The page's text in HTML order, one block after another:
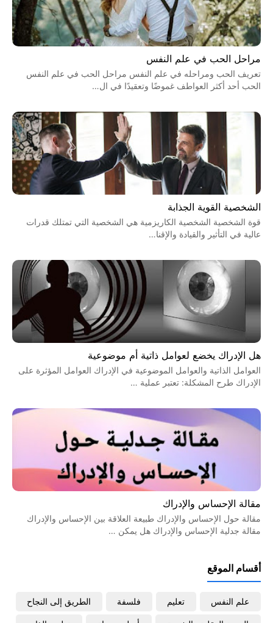
مراحل الحب في علم النفس
تعريف الحب ومراحله في علم النفس مراحل الحب في علم النفس
الحب أحد أكثر العواطف غموضًا وتعقيدًا في ال…
الشخصية القوية الجذابة
قوة الشخصية الشخصية الكاريزمية هي الشخصية التي تمتلك قدرات
عالية في التأثير والقيادة والإقنا…
هل الإدراك يخضع لعوامل ذاتية أم موضوعية
العوامل الذاتية والعوامل الموضوعية في الإدراك العوامل المؤثرة على
الإدراك طرح المشكلة: تعتبر عملية …
مقالة الإحساس والإدراك
مقالة حول الإحساس والإدراك طبيعة العلاقة بين الإحساس والإدراك
مقالة جدلية الإحساس والإدراك هل يمكن …
أقسام الموقع
علم النفس تعليم فلسفة الطريق إلى النجاح